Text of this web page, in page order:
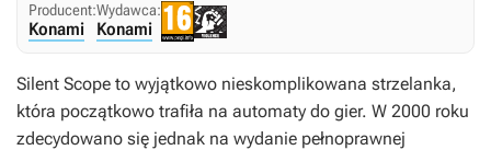
Producent:
Konami
Wydawca:
Konami
Silent Scope to wyjątkowo nieskomplikowana strzelanka,
która początkowo trafiła na automaty do gier. W 2000 roku
zdecydowano się jednak na wydanie pełnoprawnej